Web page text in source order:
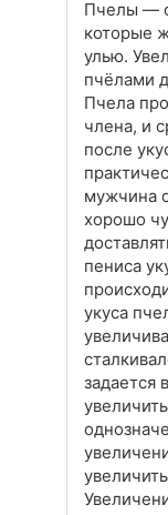
Пчелы —
которые
улью.
пчёлами
Пчела
члена, и
после
мужчина
хорошо
пениса
укуса
задается